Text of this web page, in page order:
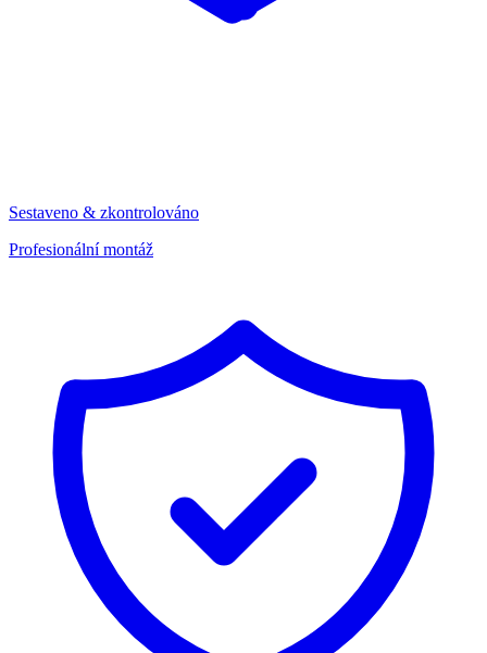
Sestaveno & zkontrolováno
Profesionální montáž